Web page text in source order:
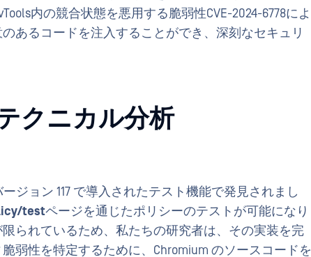
内の競合状態を悪用する脆弱性CVE-2024-6778によ
あるコードを注入することができ、深刻なセキュリ
クニカル分析
ジョン 117 で導入されたテスト機能で発見されまし
testページを通じたポリシーのテストが可能になり
られているため、私たちの研究者は、その実装を完
弱性を特定するために、Chromium のソースコードを